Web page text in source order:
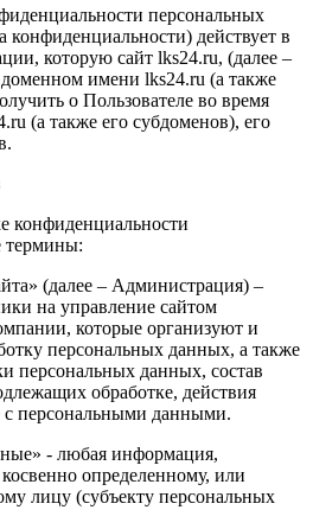
персональных
действует в
которую сайт lks24.ru, (далее –
имени lks24.ru (а также
о Пользователе во время
(а также его субдоменов), его
конфиденциальности
термины:
(далее – Администрация) –
на управление сайтом
которые организуют и
персональных данных, а также
персональных данных, состав
обработке, действия
персональными данными.
- любая информация,
определенному, или
лицу (субъекту персональных